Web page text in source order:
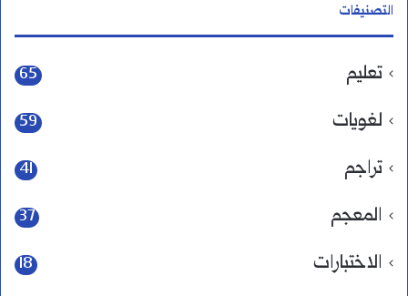
التصنيفات
تعليم 65
لغويات 59
تراجم 41
المعجم 37
الاختبارات 18